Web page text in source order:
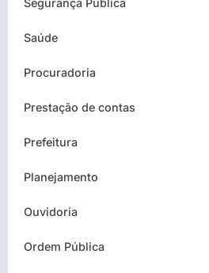
Saúde
Procuradoria
Prestação de contas
Prefeitura
Planejamento
Ouvidoria
Ordem Pública